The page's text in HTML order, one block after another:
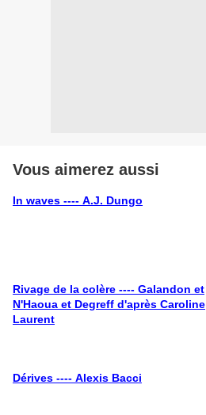
Vous aimerez aussi
In waves ---- A.J. Dungo
Rivage de la colère ---- Galandon et
N'Haoua et Degreff d'après Caroline
Laurent
Dérives ---- Alexis Bacci